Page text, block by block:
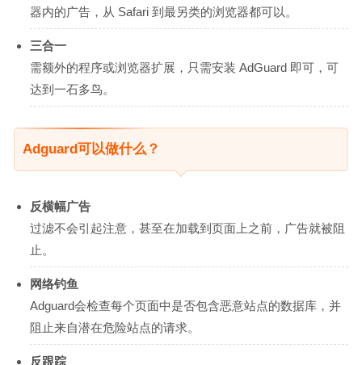
器内的广告，从 Safari 到最另类的浏览器都可以。
三合一
需额外的程序或浏览器扩展，只需安装 AdGuard 即可，可
达到一石多鸟。
Adguard可以做什么？
反横幅广告
过滤不会引起注意，甚至在加载到页面上之前，广告就被阻
止。
网络钓鱼
Adguard会检查每个页面中是否包含恶意站点的数据库，并
阻止来自潜在危险站点的请求。
反跟踪